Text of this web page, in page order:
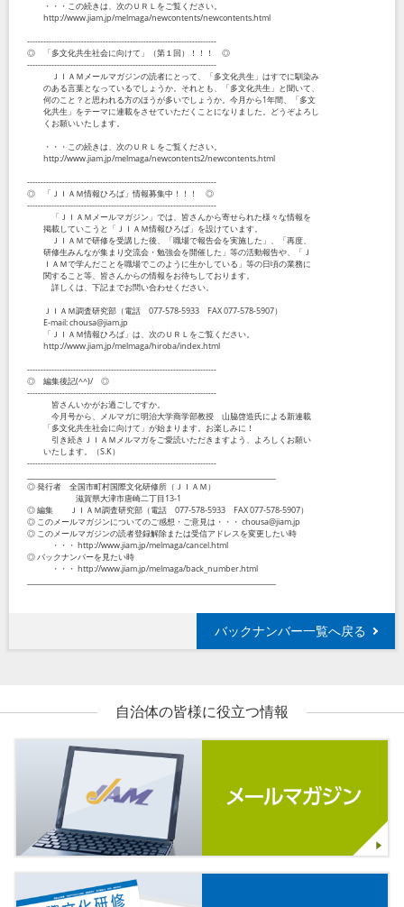
・・・この続きは、次のＵＲＬをご覧ください。
http://www.jiam.jp/melmaga/newcontents/newcontents.html
----------------------------------------------------------------------
◎ 「多文化共生社会に向けて」（第１回）！！！ ◎
----------------------------------------------------------------------
ＪＩＡＭメールマガジンの読者にとって、「多文化共生」はすでに馴染み
のある言葉となっているでしょうか。それとも、「多文化共生」と聞いて、
何のこと？と思われる方のほうが多いでしょうか。今月から1年間、「多文
化共生」をテーマに連載をさせていただくことになりました。どうぞよろし
くお願いいたします。
・・・この続きは、次のＵＲＬをご覧ください。
http://www.jiam.jp/melmaga/newcontents2/newcontents.html
----------------------------------------------------------------------
◎ 「ＪＩＡＭ情報ひろば」情報募集中！！！ ◎
----------------------------------------------------------------------
「ＪＩＡＭメールマガジン」では、皆さんから寄せられた様々な情報を
掲載していこうと「ＪＩＡＭ情報ひろば」を設けています。
ＪＩＡＭで研修を受講した後、「職場で報告会を実施した」、「再度、
研修生みんなが集まり交流会・勉強会を開催した」等の活動報告や、「Ｊ
ＩＡＭで学んだことを職場でこのように生かしている」等の日頃の業務に
関すること等、皆さんからの情報をお待ちしております。
詳しくは、下記までお問い合わせください。
ＪＩＡＭ調査研究部（電話 077-578-5933 FAX 077-578-5907）
E-mail: chousa@jiam.jp
「ＪＩＡＭ情報ひろば」は、次のＵＲＬをご覧ください。
http://www.jiam.jp/melmaga/hiroba/index.html
----------------------------------------------------------------------
◎ 編集後記(^^)/ ◎
----------------------------------------------------------------------
皆さんいかがお過ごしですか。
今月号から、メルマガに明治大学商学部教授 山脇啓造氏による新連載
「多文化共生社会に向けて」が始まります。お楽しみに！
引き続きＪＩＡＭメルマガをご愛読いただきますよう、よろしくお願い
いたします。（S.K）
----------------------------------------------------------------------
◎ 発行者 全国市町村国際文化研修所（ＪＩＡＭ）
滋賀県大津市唐崎二丁目13-1
◎ 編集 ＪＩＡＭ調査研究部（電話 077-578-5933 FAX 077-578-5907）
◎ このメールマガジンについてのご感想・ご意見は・・・ chousa@jiam.jp
◎ このメールマガジンの読者登録解除または受信アドレスを変更したい時
・・・ http://www.jiam.jp/melmaga/cancel.html
◎ バックナンバーを見たい時
・・・ http://www.jiam.jp/melmaga/back_number.html
バックナンバー一覧へ戻る
自治体の皆様に役立つ情報